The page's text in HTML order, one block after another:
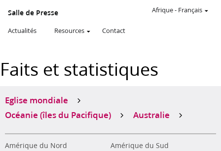
Salle de Presse
Actualités Resources Contact
Afrique- Français
Faits et statistiques
Eglise mondiale
Océanie (îles du Pacifique)
Australie
Amérique du Nord
Amérique du Sud